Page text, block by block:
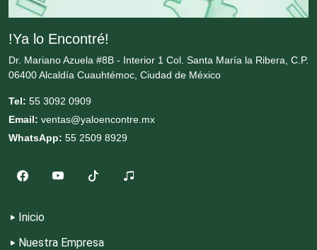
Cortinas, Persianas y Alfombras
Cremerías y Salchichonerías
Cristalerías
Dentistas
!Ya lo Encontré!
Dr. Mariano Azuela #8B - Interior 1 Col. Santa María la Ribera, C.P.
06400 Alcaldía Cuauhtémoc, Ciudad de México
Tel: 55 3092 0909
Email: ventas@yaloencontre.mx
WhatsApp: 55 2509 8929
Inicio
Nuestra Empresa